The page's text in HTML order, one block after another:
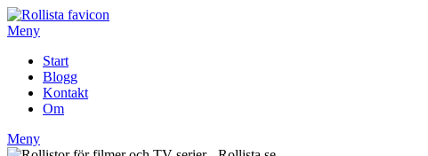
Hoppa
till
Meny
Start
Blogg
Kontakt
Om
Meny